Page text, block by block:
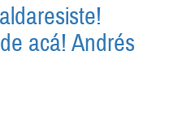
acá! Andrés